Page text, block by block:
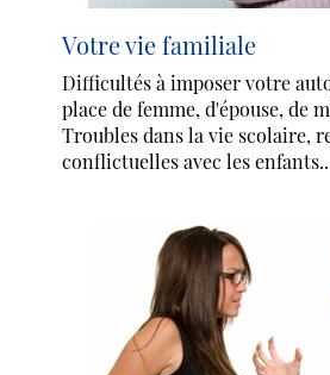
Votre vie familiale
Difficultés à imposer votre
place de femme, d'épouse, de
Troubles dans la vie scolaire,
conflictuelles avec les